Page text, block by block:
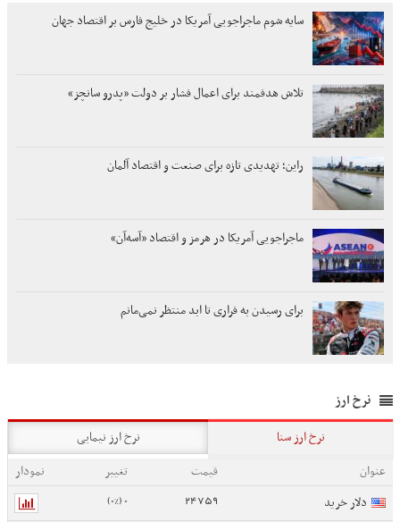
سایه شوم ماجراجویی آمریکا در خلیج فارس بر اقتصاد جهان
تلاش هدفمند برای اعمال فشار بر دولت «پدرو سانچز»
راین؛ تهدیدی تازه برای صنعت و اقتصاد آلمان
ماجراجویی آمریکا در هرمز و اقتصاد «آسه‌آن»
برای رسیدن به فراری تا ابد منتظر نمی‌مانم
نرخ ارز
نرخ ارز سنا
نرخ ارز نیمایی
عنوان
قیمت تغییر
نمودار
دلار خرید
24759
0 (0%)